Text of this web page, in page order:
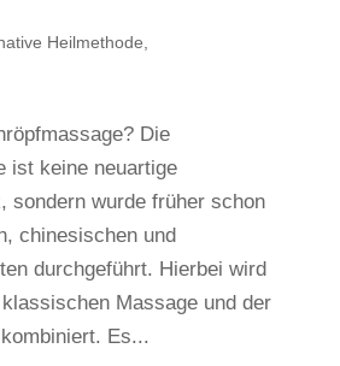
Heilmethode,
Die
ist keine neuartige
sondern wurde früher schon
chinesischen und
durchgeführt. Hierbei wird
Massage und der
Es...